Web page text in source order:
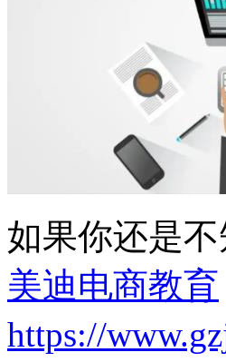
如果你还是
美迪电商教育
https://